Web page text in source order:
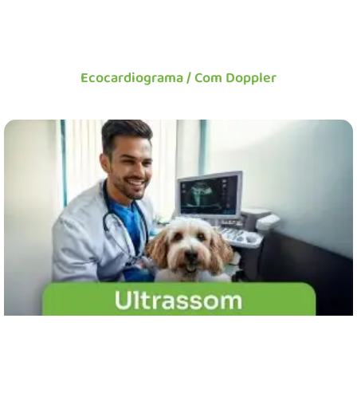
Ecocardiograma / Com Doppler